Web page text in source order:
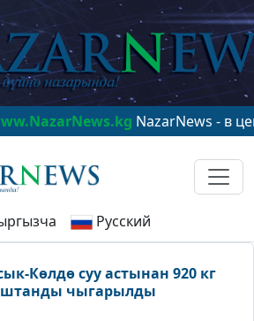
NazarNews - в центре
Русский
Көлдө суу астынан 920 кг
чыгарылды